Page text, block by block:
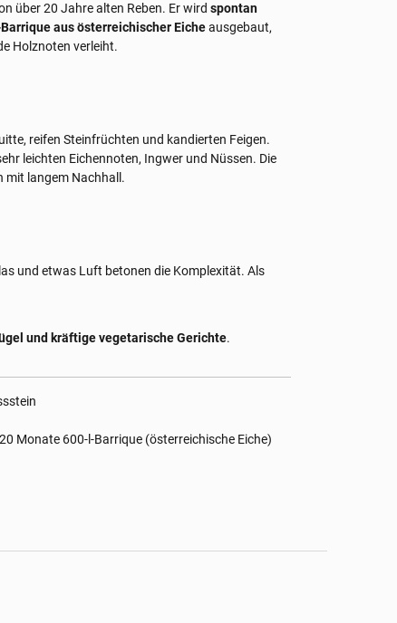
über 20 Jahre alten Reben. Er wirdspontan
aus österreichischer Eicheausgebaut,
Holznoten verleiht.
reifen Steinfrüchten und kandierten Feigen.
leichten Eichennoten, Ingwer und Nüssen. Die
mit langem Nachhall.
und etwas Luft betonen die Komplexität. Als
und kräftige vegetarische Gerichte.
Monate 600-l-Barrique (österreichische Eiche)